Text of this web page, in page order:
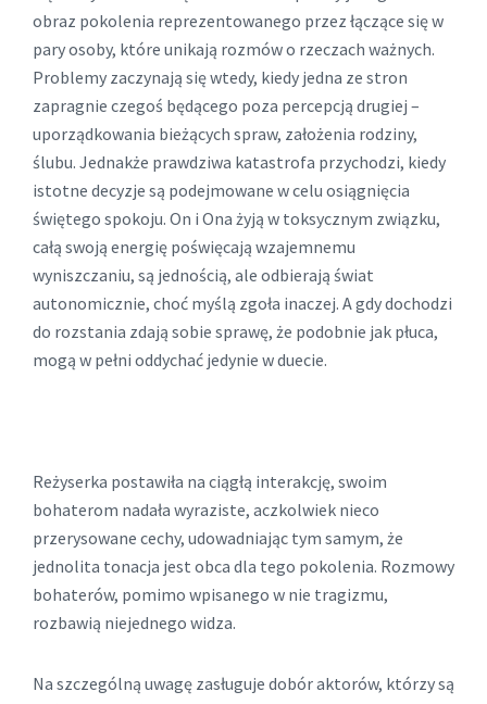
obraz pokolenia reprezentowanego przez łączące się w
pary osoby, które unikają rozmów o rzeczach ważnych.
Problemy zaczynają się wtedy, kiedy jedna ze stron
zapragnie czegoś będącego poza percepcją drugiej –
uporządkowania bieżących spraw, założenia rodziny,
ślubu. Jednakże prawdziwa katastrofa przychodzi, kiedy
istotne decyzje są podejmowane w celu osiągnięcia
świętego spokoju. On i Ona żyją w toksycznym związku,
całą swoją energię poświęcają wzajemnemu
wyniszczaniu, są jednością, ale odbierają świat
autonomicznie, choć myślą zgoła inaczej. A gdy dochodzi
do rozstania zdają sobie sprawę, że podobnie jak płuca,
mogą w pełni oddychać jedynie w duecie.
Reżyserka postawiła na ciągłą interakcję, swoim
bohaterom nadała wyraziste, aczkolwiek nieco
przerysowane cechy, udowadniając tym samym, że
jednolita tonacja jest obca dla tego pokolenia. Rozmowy
bohaterów, pomimo wpisanego w nie tragizmu,
rozbawią niejednego widza.
Na szczególną uwagę zasługuje dobór aktorów, którzy są